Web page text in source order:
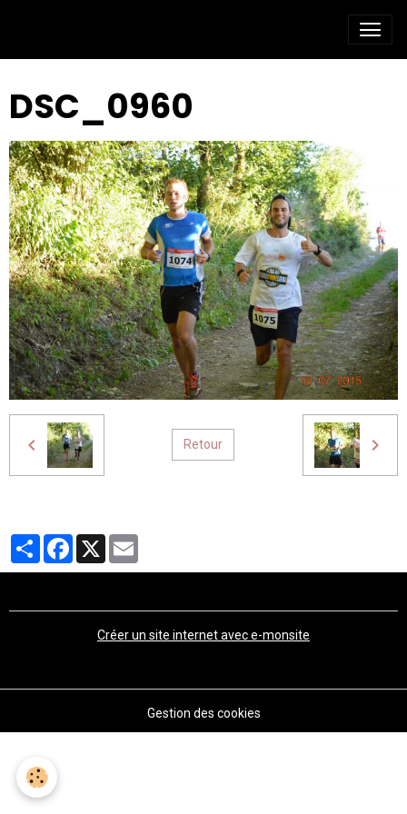
DSC_0960
Retour
PartagerFacebook
X
Créer un site internet avec e-monsite
Gestion des cookies